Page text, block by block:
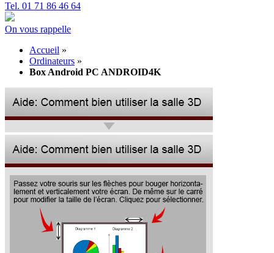
Tel. 01 71 86 46 64
On vous rappelle
Accueil »
Ordinateurs »
Box Android PC ANDROID4K